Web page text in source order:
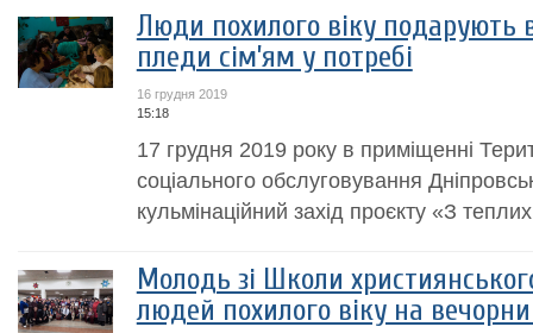
Люди похилого віку подарують
пледи сім’ям у потребі
16 грудня 2019
15:18
17 грудня 2019 року в приміщенні
соціального обслуговування
кульмінаційний захід проєкту «З
Молодь зі Школи
людей похилого віку на